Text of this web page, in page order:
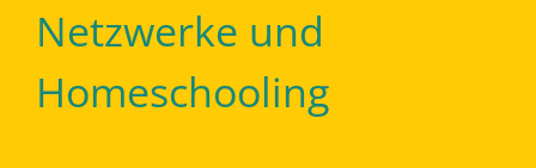
Netzwerke und
Homeschooling